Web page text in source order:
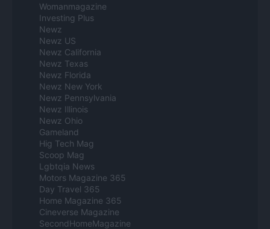
Womanmagazine
Investing Plus
Newz
Newz US
Newz California
Newz Texas
Newz Florida
Newz New York
Newz Pennsylvania
Newz Illinois
Newz Ohio
Gameland
Hig Tech Mag
Scoop Mag
Lgbtqia News
Motors Magazine 365
Day Travel 365
Home Magazine 365
Cineverse Magazine
SecondHomeMagazine